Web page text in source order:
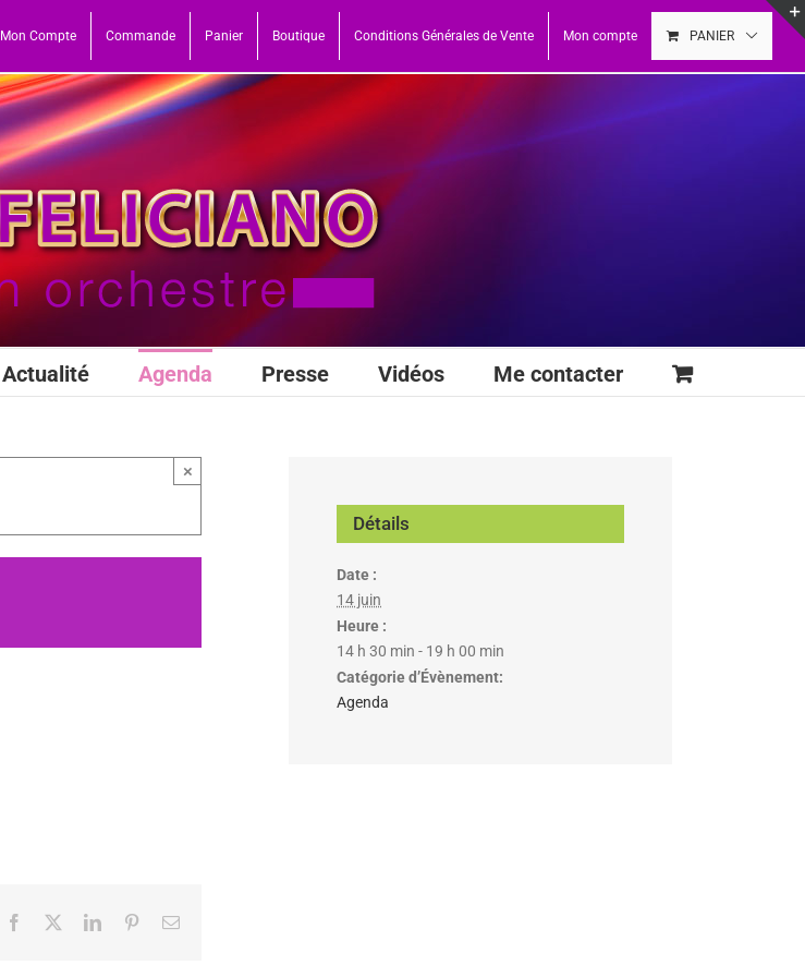
Mon Compte Commande Panier Boutique Conditions Générales de Vente Mon compte PANIER
Actualité Agenda Presse Vidéos Me contacter
×
Facebook LinkedInPinterestEmail
Détails
Date :
14 juin
Heure :
14 h 30 min - 19 h 00 min
Catégorie d’Évènement:
Agenda